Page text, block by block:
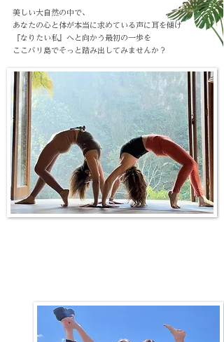
美しい大自然の中で、
あなたの心と体が本当に求めている声に耳を傾け
『なりたい私』へと向かう最初の一歩を
ここバリ島でそっと踏み出してみませんか？